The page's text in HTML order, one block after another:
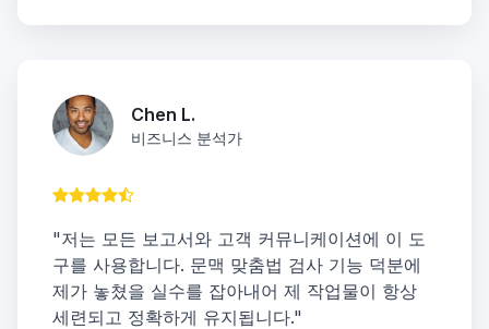
Chen L.
비즈니스 분석가
"저는 모든 보고서와 고객 커뮤니케이션에 이 도
구를 사용합니다. 문맥 맞춤법 검사 기능 덕분에
제가 놓쳤을 실수를 잡아내어 제 작업물이 항상
세련되고 정확하게 유지됩니다."